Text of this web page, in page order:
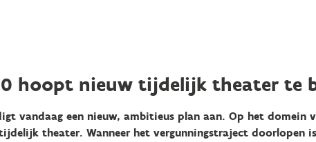
hoopt nieuw tijdelijk theater te
vandaag een nieuw, ambitieus plan aan. Op het
theater. Wanneer het vergunningstraject doorlopen